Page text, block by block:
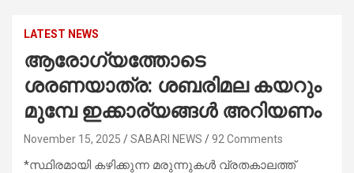
LATEST NEWS
ആരോഗ്യത്തോടെ
ശരണയാത്ര: ശബരിമല കയറും
മുമ്പേ ഇക്കാര്യങ്ങള്‍ അറിയണം
November 15, 2025 SABARI NEWS 92 Comments
*സ്ഥിരമായി കഴിക്കുന്ന മരുന്നുകള്‍ വ്രതകാലത്ത്